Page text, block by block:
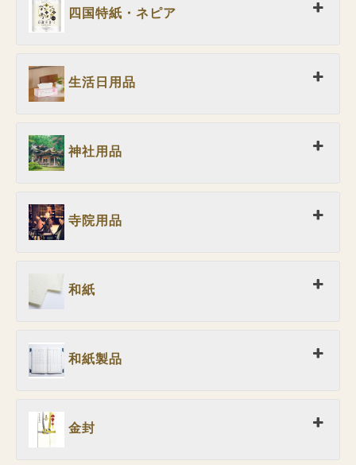
四国特紙・ネピア
生活日用品
神社用品
寺院用品
和紙
和紙製品
金封